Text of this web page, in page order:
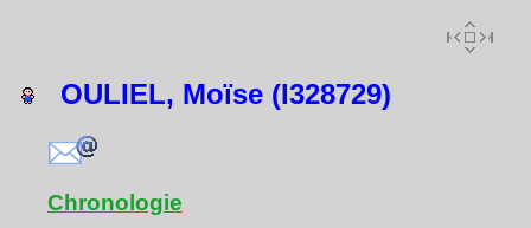
OULIEL, Moïse (I328729)
Chronologie